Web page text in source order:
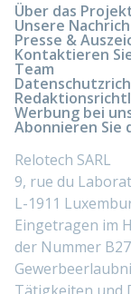
Über das
Unsere
Presse &
Kontaktieren
Team
Werbung bei
Abonnieren Sie
Relotech SARL
9, rue du
L-1911
Eingetragen im
der Nummer